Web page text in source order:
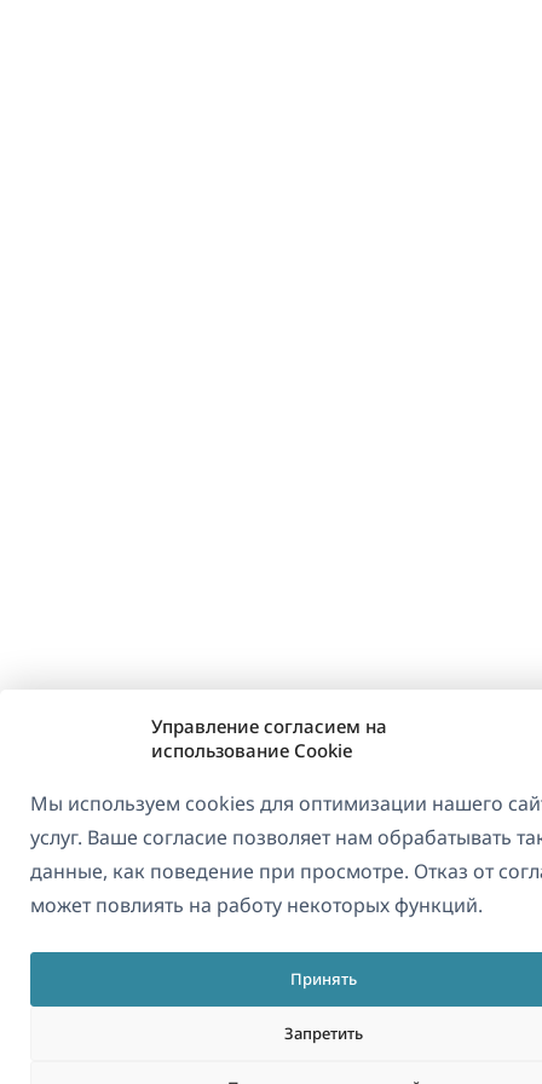
Управление согласием на
использование Cookie
Мы используем cookies для оптимизации нашего
услуг. Ваше согласие позволяет нам обрабатывать
данные, как поведение при просмотре. Отказ от
может повлиять на работу некоторых функций.
Принять
Запретить